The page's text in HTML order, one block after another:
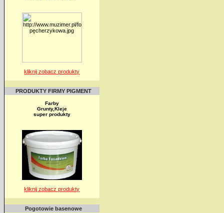
kliknij zobacz produkty
PRODUKTY FIRMY PIGMENT
Farby
Grunty,Kleje
super produkty
kliknij zobacz produkty
Pogotowie basenowe